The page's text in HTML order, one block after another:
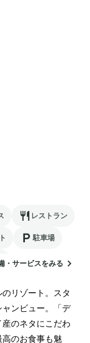
レストラン
駐車場
・サービスをみる
リゾート。スタ
ンビュー。「デ
のネタにこだわ
のお食事も魅